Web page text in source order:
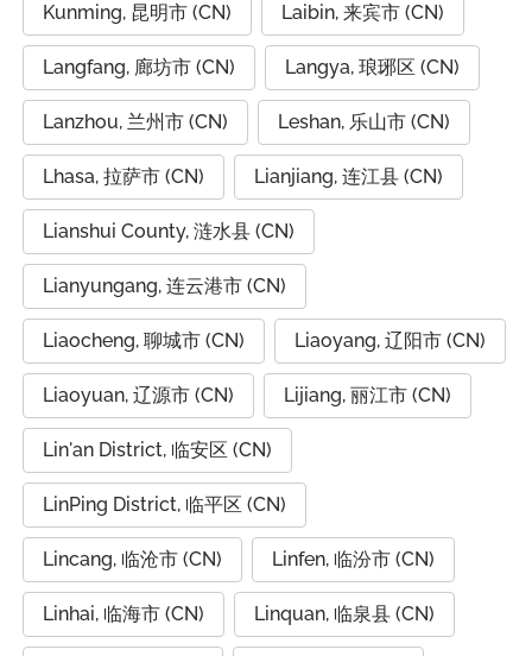
Kunming, 昆明市 (CN) Laibin, 来宾市 (CN)
Langfang, 廊坊市 (CN) Langya, 琅琊区 (CN)
Lanzhou, 兰州市 (CN) Leshan, 乐山市 (CN)
Lhasa, 拉萨市 (CN) Lianjiang, 连江县 (CN)
Lianshui County, 涟水县 (CN)
Lianyungang, 连云港市 (CN)
Liaocheng, 聊城市 (CN) Liaoyang, 辽阳市 (CN)
Liaoyuan, 辽源市 (CN) Lijiang, 丽江市 (CN)
Lin'an District, 临安区 (CN)
LinPing District, 临平区 (CN)
Lincang, 临沧市 (CN) Linfen, 临汾市 (CN)
Linhai, 临海市 (CN) Linquan, 临泉县 (CN)